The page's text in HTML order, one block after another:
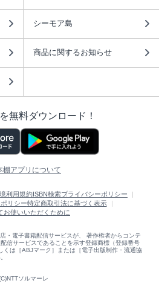
シーモア島
商品に関するお知らせ
無料ダウンロード！
棚アプリについて
利用規約 ISBN検索プライバシーポリシー
リシー特定商取引法に基づく表示
お使いいただくために
・電子書籍配信サービスが、 著作権者からコンテ
信サービスであることを示す登録商標（登録番号
は［ABJマーク］または［電子出版制作・流通協
ソルマーレ